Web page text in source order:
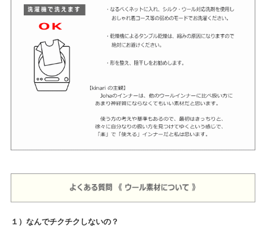
１）なんでチクチクしないの？